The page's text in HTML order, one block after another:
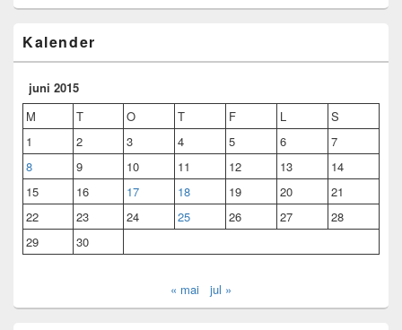
Kalender
juni 2015
M
T O T F L
S
1
2 3 4 5 6
7
8
9 10 11 12 13
14
15
16 17 18 19 20
21
22
23 24 25 26 27
28
29
30
« mai jul »